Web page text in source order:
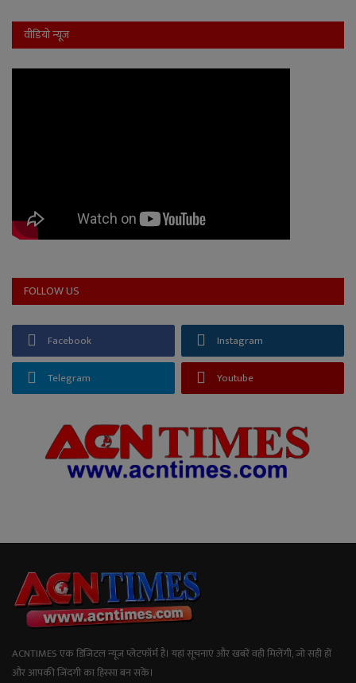
वीडियो न्यूज
FOLLOW US
Facebook Instagram
Telegram Youtube
ACNTIMES एक डिजिटल न्यूज प्लेटफॉर्म है। यहां सूचनाएं और खबरें वही मिलेंगी, जो सही हों
और आपकी जिंदगी का हिस्सा बन सकें।